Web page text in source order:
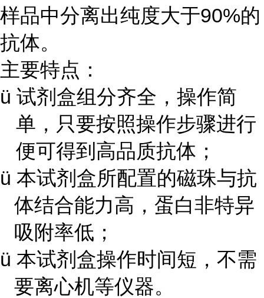
样品中分离出纯度大于90%的
抗体。
主要特点：
ü 试剂盒组分齐全，操作简
单，只要按照操作步骤进行
便可得到高品质抗体；
ü 本试剂盒所配置的磁珠与抗
体结合能力高，蛋白非特异
吸附率低；
ü 本试剂盒操作时间短，不需
要离心机等仪器。